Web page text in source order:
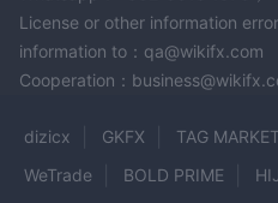
License or other information
information to：qa@wikifx.com
Cooperation：
dizicx GKFX TAG
WeTrade
BOLD PRIME